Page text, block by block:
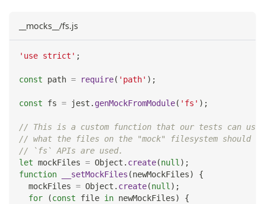
__mocks__/fs.js
'use strict' ;
const path = require( 'path' ) ;
const fs = jest . genMockFromModule( 'fs' ) ;
// This is a custom function that our tests can use
// what the files on the "mock" filesystem should
// `fs` APIs are used.
let mockFiles = Object . create(null ) ;
function
__setMockFiles (newMockFiles)
{
  mockFiles
= Object . create(null ) ;
for
(const file in newMockFiles)
{